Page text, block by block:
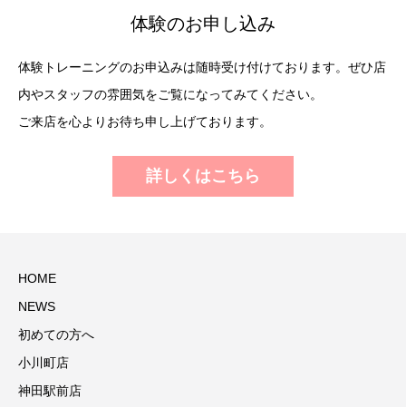
体験のお申し込み
体験トレーニングのお申込みは随時受け付けております。ぜひ店
内やスタッフの雰囲気をご覧になってみてください。
ご来店を心よりお待ち申し上げております。
詳しくはこちら
HOME
NEWS
初めての方へ
小川町店
神田駅前店